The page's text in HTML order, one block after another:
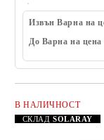
Извън Варна на
До Варна на цена
В НАЛИЧНОСТ
СКЛАДSOLARAY